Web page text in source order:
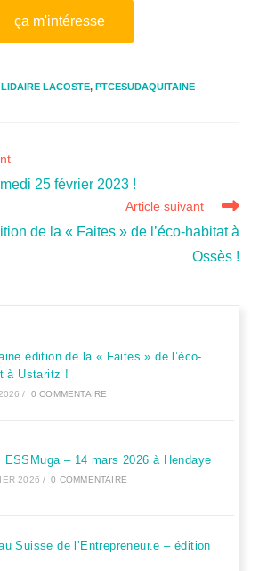
ça m'intéresse
LACOSTE, PTCESUDAQUITAINE
25 février 2023 !
Article suivant
de la « Faites » de l’éco-habitat à
Ossès !
édition de la « Faites » de l’éco-
à Ustaritz !
/ 0 COMMENTAIRE
ESSMuga – 14 mars 2026 à Hendaye
2026 / 0 COMMENTAIRE
Suisse de l’Entrepreneur.e – édition